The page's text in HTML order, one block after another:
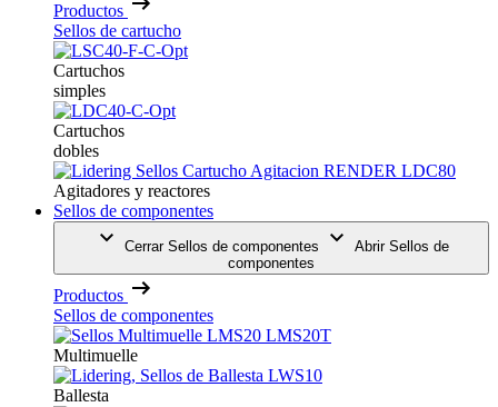
Productos
Sellos de cartucho
Cartuchos
simples
Cartuchos
dobles
Agitadores y reactores
Sellos de componentes
Cerrar Sellos de componentes
Abrir Sellos de
componentes
Productos
Sellos de componentes
Multimuelle
Ballesta